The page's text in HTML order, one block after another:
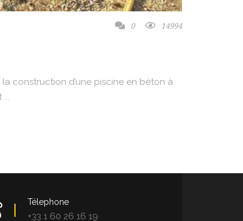
0 14994
construction d’une piscine en béton à
Télephone
+33 1 60 26 16 19